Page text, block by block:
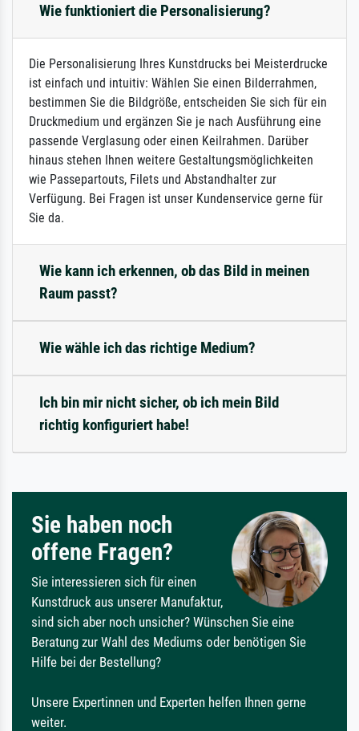
Wie funktioniert die Personalisierung?
Die Personalisierung Ihres Kunstdrucks bei Meisterdrucke
ist einfach und intuitiv: Wählen Sie einen Bilderrahmen,
bestimmen Sie die Bildgröße, entscheiden Sie sich für ein
Druckmedium und ergänzen Sie je nach Ausführung eine
passende Verglasung oder einen Keilrahmen. Darüber
hinaus stehen Ihnen weitere Gestaltungsmöglichkeiten
wie Passepartouts, Filets und Abstandhalter zur
Verfügung. Bei Fragen ist unser Kundenservice gerne für
Sie da.
Wie kann ich erkennen, ob das Bild in meinen
Raum passt?
Wie wähle ich das richtige Medium?
Ich bin mir nicht sicher, ob ich mein Bild
richtig konfiguriert habe!
Sie haben noch
offene Fragen?
Sie interessieren sich für einen
Kunstdruck aus unserer Manufaktur,
sind sich aber noch unsicher? Wünschen Sie eine
Beratung zur Wahl des Mediums oder benötigen Sie
Hilfe bei der Bestellung?
Unsere Expertinnen und Experten helfen Ihnen gerne
weiter.